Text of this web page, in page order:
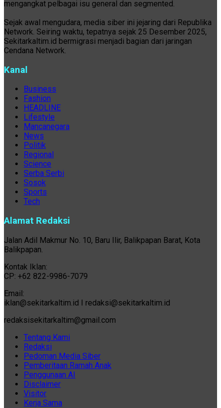
mengangkat pelbagai isu general dan segmented.
Sejak awal mengudara, media siber ini jejaring dari Republika
Network. Seiring waktu, tepatnya sejak 25 Desember 2025,
Sekitarkaltim.id bermigrasi menjadi bagian dari jaringan
Cendana Network.
Kanal
Business
Fashion
HEADLINE
Lifestyle
Mancanegara
News
Politik
Regional
Science
Serba Serbi
Sosok
Sports
Tech
Alamat Redaksi
Jalan Adil Makmur No. 10, Baru Ilir, Balikpapan Barat, Kota
Balikpapan.
Kontak Iklan:
CP: +62 822-9986-7079
Email:
iklan@sekitarkaltim.id I redaksi@sekitarkaltim.id
redaksisekitarkaltim@gmail.com
Tentang Kami
Redaksi
Pedoman Media Siber
Pemberitaan Ramah Anak
Penggunaan AI
Disclaimer
Visitor
Kerja Sama